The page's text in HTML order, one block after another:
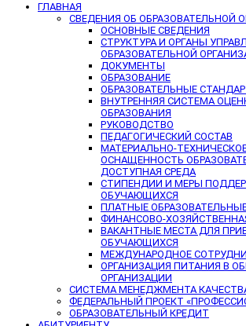
ГЛАВНАЯ
СВЕДЕНИЯ ОБ ОБРАЗОВАТЕЛЬНОЙ
ОСНОВНЫЕ СВЕДЕНИЯ
СТРУКТУРА И ОРГАНЫ
ОБРАЗОВАТЕЛЬНОЙ
ДОКУМЕНТЫ
ОБРАЗОВАНИЕ
ОБРАЗОВАТЕЛЬНЫЕ
ВНУТРЕННЯЯ СИСТЕМА
ОБРАЗОВАНИЯ
РУКОВОДСТВО
ПЕДАГОГИЧЕСКИЙ СОСТАВ
МАТЕРИАЛЬНО-
ОСНАЩЕННОСТЬ
ДОСТУПНАЯ СРЕДА
СТИПЕНДИИ И МЕРЫ
ОБУЧАЮЩИХСЯ
ПЛАТНЫЕ
ФИНАНСОВО-
ВАКАНТНЫЕ МЕСТА ДЛЯ
ОБУЧАЮЩИХСЯ
МЕЖДУНАРОДНОЕ
ОРГАНИЗАЦИЯ ПИТАНИЯ В
ОРГАНИЗАЦИИ
СИСТЕМА МЕНЕДЖМЕНТА
ФЕДЕРАЛЬНЫЙ ПРОЕКТ
ОБРАЗОВАТЕЛЬНЫЙ КРЕДИТ